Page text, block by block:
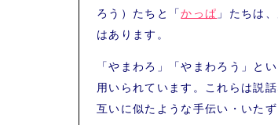
ろう）たちと「かっぱ 」たちは
はあります。
「やまわろ」「やまわろう」と
用いられています。これらは説
互いに似たような手伝い・いた